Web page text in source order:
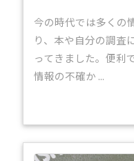
今の時代では多くの
り、本や自分の調査
ってきました。便利
情報の不確か ...